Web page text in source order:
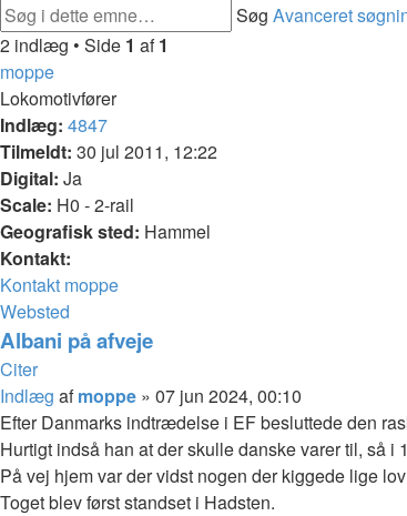
Søg Avanceret
2 indlæg • Side 1 af1
moppe
Lokomotivfører
Indlæg: 4847
Tilmeldt: 30 jul 2011, 12:22
Digital: Ja
Scale: H0 - 2-rail
Geografisk sted: Hammel
Kontakt:
Kontakt moppe
Websted
Albani på afveje
Citer
Indlæg afmoppe » 07 jun 2024, 00:10
Efter Danmarks indtrædelse i EF besluttede den
Hurtigt indså han at der skulle danske varer til, så
På vej hjem var der vidst nogen der kiggede lige
Toget blev først standset i Hadsten.